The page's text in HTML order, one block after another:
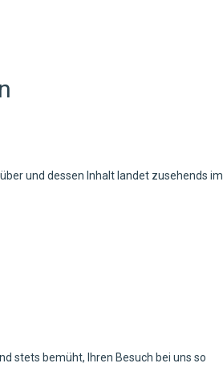
und dessen Inhalt landet zusehends im
stets bemüht, Ihren Besuch bei uns so